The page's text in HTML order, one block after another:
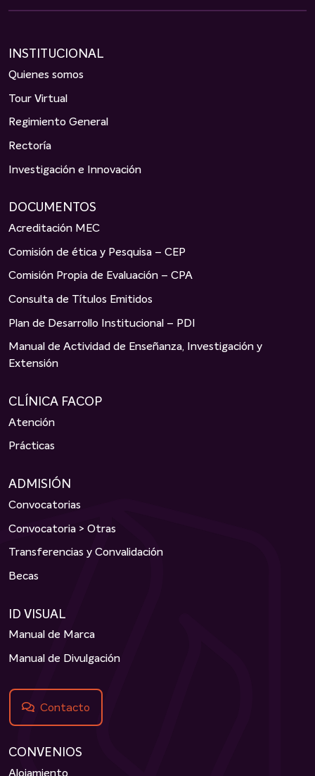
INSTITUCIONAL
Quienes somos
Tour Virtual
Regimiento General
Rectoría
Investigación e Innovación
DOCUMENTOS
Acreditación MEC
Comisión de ética y Pesquisa – CEP
Comisión Propia de Evaluación – CPA
Consulta de Títulos Emitidos
Plan de Desarrollo Institucional – PDI
Manual de Actividad de Enseñanza, Investigación y
Extensión
CLÍNICA FACOP
Atención
Prácticas
ADMISIÓN
Convocatorias
Convocatoria > Otras
Transferencias y Convalidación
Becas
ID VISUAL
Manual de Marca
Manual de Divulgación
Contacto
CONVENIOS
Alojamiento